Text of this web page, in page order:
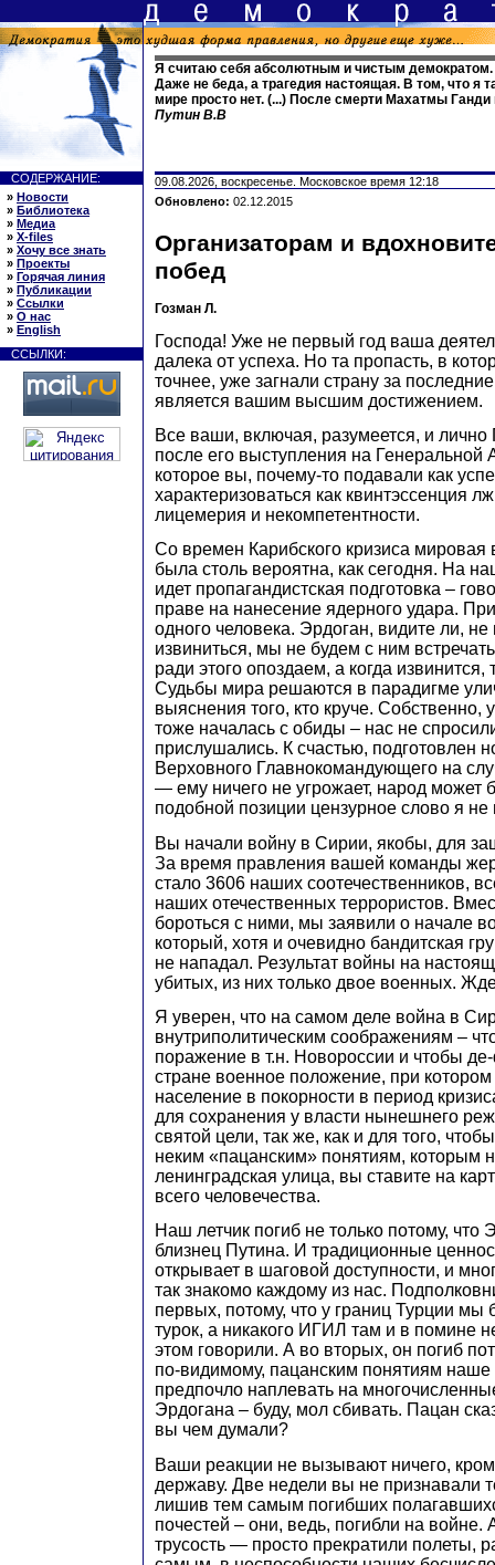
Я считаю себя абсолютным и чистым
Даже не беда, а трагедия настоящая. В том, что я
мире просто нет. (...) После смерти Махатмы Ганди
Путин В.В
СОДЕРЖАНИЕ:
» Новости
» Библиотека
» Медиа
» X-files
» Хочу все знать
» Проекты
» Горячая линия
» Публикации
» Ссылки
» О нас
» English
ССЫЛКИ:
09.08.2026, воскресенье. Московское время 12:18
Обновлено: 02.12.2015
Организаторам и
побед
Гозман Л.
Господа! Уже не первый год ваша
далека от успеха. Но та пропасть, в
точнее, уже загнали страну за
является вашим высшим достижением.
Все ваши, включая, разумеется, и лично
после его выступления на
которое вы, почему-то подавали как
характеризоваться как квинтэссенция
лицемерия и некомпетентности.
Со времен Карибского кризиса мировая
была столь вероятна, как сегодня. На
идет пропагандистская подготовка –
праве на нанесение ядерного удара.
одного человека. Эрдоган, видите ли,
извиниться, мы не будем с ним
ради этого опоздаем, а когда
Судьбы мира решаются в парадигме
выяснения того, кто круче. Собственно,
тоже началась с обиды – нас не
прислушались. К счастью, подготовлен
Верховного Главнокомандующего на
— ему ничего не угрожает, народ может
подобной позиции цензурное слово я не
Вы начали войну в Сирии, якобы, для
За время правления вашей команды
стало 3606 наших соотечественников,
наших отечественных террористов.
бороться с ними, мы заявили о начале
который, хотя и очевидно бандитская
не нападал. Результат войны на
убитых, из них только двое военных.
Я уверен, что на самом деле война в
внутриполитическим соображениям –
поражение в т.н. Новороссии и чтобы
стране военное положение, при котором
население в покорности в период
для сохранения у власти нынешнего
святой цели, так же, как и для того,
неким «пацанским» понятиям, которым
ленинградская улица, вы ставите на
всего человечества.
Наш летчик погиб не только потому, что
близнец Путина. И традиционные
открывает в шаговой доступности, и
так знакомо каждому из нас.
первых, потому, что у границ Турции мы
турок, а никакого ИГИЛ там и в помине
этом говорили. А во вторых, он погиб
по-видимому, пацанским понятиям наше
предпочло наплевать на
Эрдогана – буду, мол сбивать. Пацан
вы чем думали?
Ваши реакции не вызывают ничего,
державу. Две недели вы не признавали
лишив тем самым погибших
почестей – они, ведь, погибли на
трусость — просто прекратили полеты,